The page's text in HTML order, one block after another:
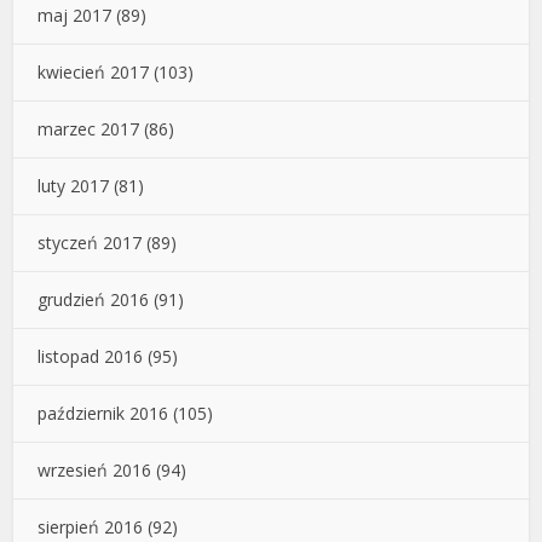
maj 2017 (89)
kwiecień 2017 (103)
marzec 2017 (86)
luty 2017 (81)
styczeń 2017 (89)
grudzień 2016 (91)
listopad 2016 (95)
październik 2016 (105)
wrzesień 2016 (94)
sierpień 2016 (92)